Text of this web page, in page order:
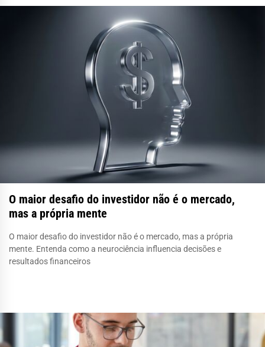
O maior desafio do investidor não é o mercado,
mas a própria mente
O maior desafio do investidor não é o mercado, mas a própria
mente. Entenda como a neurociência influencia decisões e
resultados financeiros